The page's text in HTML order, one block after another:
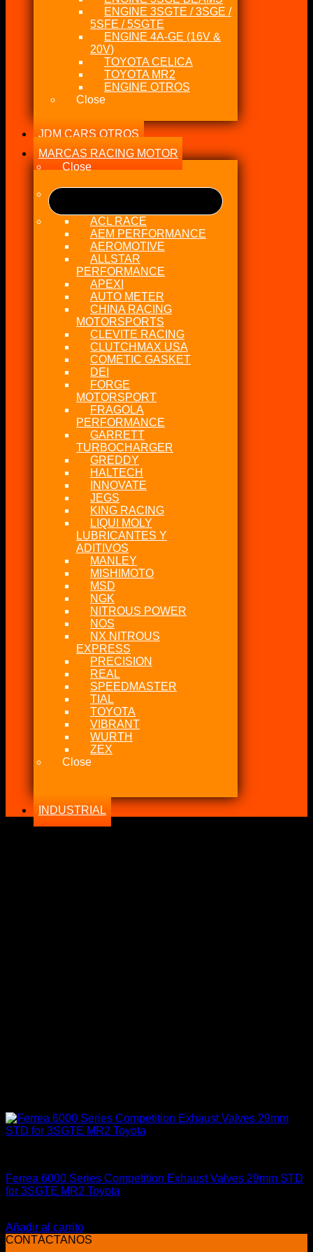
ENGINE 3SGTE / 3SGE /
5SFE / 5SGTE
ENGINE 4A-GE (16V &
20V)
TOYOTA CELICA
TOYOTA MR2
ENGINE OTROS
Close
JDM CARS OTROS
MARCAS RACING MOTOR
Close
ACL RACE
AEM PERFORMANCE
AEROMOTIVE
ALLSTAR
PERFORMANCE
APEXI
AUTO METER
CHINA RACING
MOTORSPORTS
CLEVITE RACING
CLUTCHMAX USA
COMETIC GASKET
DEI
FORGE
MOTORSPORT
FRAGOLA
PERFORMANCE
GARRETT
TURBOCHARGER
GREDDY
HALTECH
INNOVATE
JEGS
KING RACING
LIQUI MOLY
LUBRICANTES Y
ADITIVOS
MANLEY
MISHIMOTO
MSD
NGK
NITROUS POWER
NOS
NX NITROUS
EXPRESS
PRECISION
REAL
SPEEDMASTER
TIAL
TOYOTA
VIBRANT
WURTH
ZEX
Close
INDUSTRIAL
Ferrea 6000 Series Competition Exhaust Valves 29mm STD
for 3SGTE MR2 Toyota
precio
original
Añadir al carrito
CONTÁCTANOS